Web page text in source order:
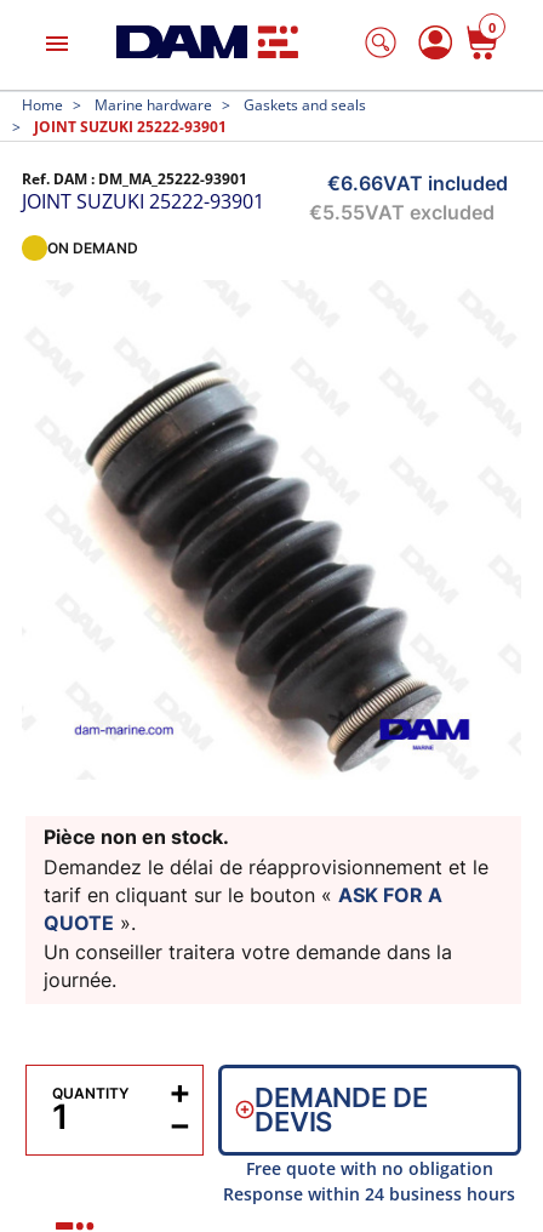
menu
0
Home Marine hardware
Gaskets and seals
JOINT SUZUKI 25222-93901
Ref. DAM : DM_MA_25222-93901
JOINT SUZUKI 25222-93901
€6.66VAT included
€5.55VAT excluded
ON DEMAND
Pièce non en stock.
Demandez le délai de réapprovisionnement et le
tarif en cliquant sur le bouton « ASK FOR A
QUOTE ».
Un conseiller traitera votre demande dans la
journée.
QUANTITY
−
+ DEMANDE DE
DEVIS
Free quote with no obligation
Response within 24 business hours